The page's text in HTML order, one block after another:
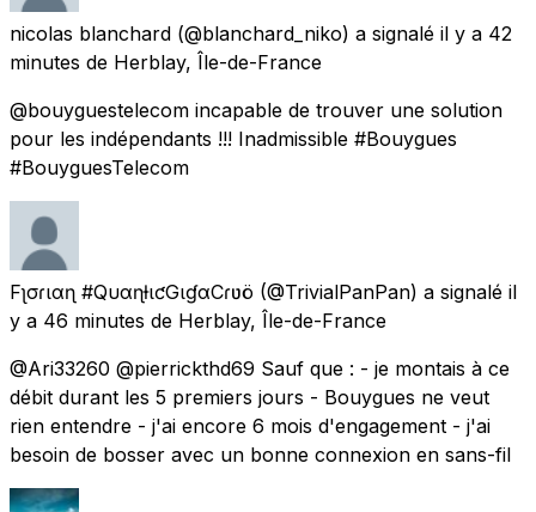
nicolas blanchard (@blanchard_niko) a signalé il y a 42
minutes de Herblay, Île-de-France
@bouyguestelecom incapable de trouver une solution
pour les indépendants !!! Inadmissible #Bouygues
#BouyguesTelecom
Fʅσɾιαɳ #QυαɳƚιƈGιɠαCҽɾʋö (@TrivialPanPan) a signalé il
y a 46 minutes de Herblay, Île-de-France
@Ari33260 @pierrickthd69 Sauf que : - je montais à ce
débit durant les 5 premiers jours - Bouygues ne veut
rien entendre - j'ai encore 6 mois d'engagement - j'ai
besoin de bosser avec un bonne connexion en sans-fil